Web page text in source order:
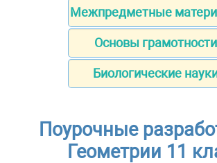
Межпредметные
Основы грамотности
Биологические
Поурочные
Геометрии 11